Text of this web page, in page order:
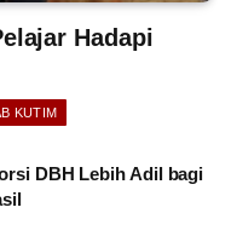
Hadapi
KUTIM
DBH Lebih Adil bagi